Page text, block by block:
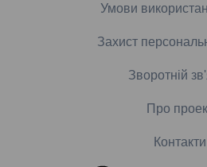
Умови
Захист
Зворотній
Про
Контакти